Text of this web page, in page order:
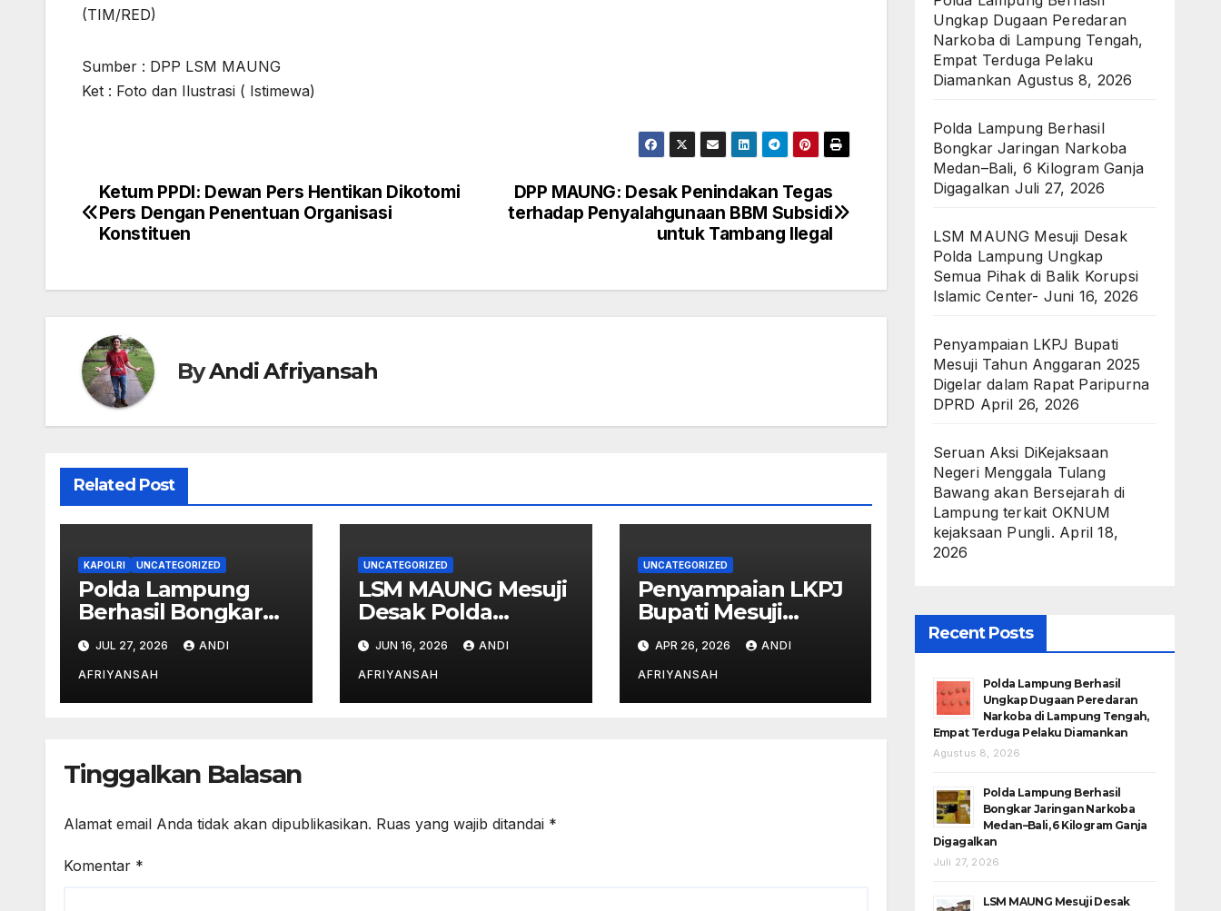
(TIM/RED)
Sumber : DPP LSM MAUNG
Ket : Foto dan Ilustrasi ( Istimewa)
Navigasi
pos
DPP MAUNG: Desak Penindakan Tegas
terhadap Penyalahgunaan BBM Subsidi
untuk Tambang Ilegal
Ketum PPDI: Dewan Pers Hentikan Dikotomi
Pers Dengan Penentuan Organisasi
Konstituen
ByAndi Afriyansah
Related Post
KAPOLRI UNCATEGORIZED
Polda Lampung
Berhasil Bongkar
Jaringan Narkoba
Medan–Bali, 6
Kilogram Ganja
Digagalkan
JUL 27, 2026 ANDI
AFRIYANSAH
UNCATEGORIZED
LSM MAUNG Mesuji
Desak Polda
Lampung Ungkap
Semua Pihak di
Balik Korupsi
Islamic Center-
JUN 16, 2026 ANDI
AFRIYANSAH
UNCATEGORIZED
Penyampaian LKPJ
Bupati Mesuji
Tahun Anggaran
2025 Digelar dalam
Rapat Paripurna
DPRD
APR 26, 2026 ANDI
AFRIYANSAH
Tinggalkan Balasan
Alamat email Anda tidak akan dipublikasikan. Ruas yang wajib ditandai *
Komentar *
Ungkap Dugaan Peredaran
Narkoba di Lampung Tengah,
Empat Terduga Pelaku
Diamankan Agustus 8, 2026
Polda Lampung Berhasil
Bongkar Jaringan Narkoba
Medan–Bali, 6 Kilogram Ganja
Digagalkan Juli 27, 2026
LSM MAUNG Mesuji Desak
Polda Lampung Ungkap
Semua Pihak di Balik Korupsi
Islamic Center- Juni 16, 2026
Penyampaian LKPJ Bupati
Mesuji Tahun Anggaran 2025
Digelar dalam Rapat Paripurna
DPRD April 26, 2026
Seruan Aksi DiKejaksaan
Negeri Menggala Tulang
Bawang akan Bersejarah di
Lampung terkait OKNUM
kejaksaan Pungli. April 18,
2026
Recent Posts
Polda Lampung Berhasil
Ungkap Dugaan Peredaran
Narkoba di Lampung Tengah,
Empat Terduga Pelaku Diamankan
Agustus 8, 2026
Polda Lampung Berhasil
Bongkar Jaringan Narkoba
Medan–Bali, 6 Kilogram Ganja
Digagalkan
Juli 27, 2026
LSM MAUNG Mesuji Desak